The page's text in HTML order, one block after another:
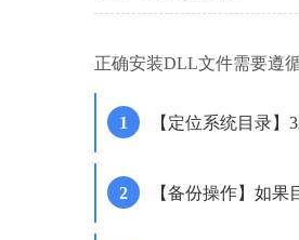
正确安装DLL文件需要遵
【定位系统目录】
【备份操作】如果